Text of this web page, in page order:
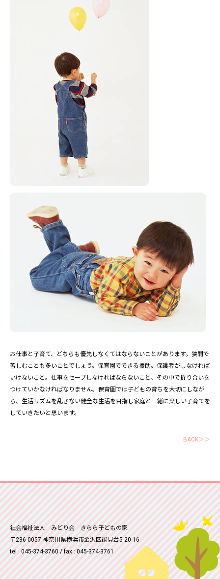
お仕事と子育て、どちらも優先しなくてはならないことがあります。狭間で
苦しむことも多いことでしょう。保育園でできる援助。保護者がしなければ
いけないこと。仕事をセーブしなければならないこと、その中で折り合いを
つけていかなければなりません。保育園では子どもの育ちを大切にしなが
ら、生活リズムを乱さない健全な生活を目指し家庭と一緒に楽しい子育てを
していきたいと思います。
BACK＞＞
社会福祉法人 みどり会 きらら子どもの家
〒236-0057 神奈川県横浜市金沢区能見台5-20-16
tel : 045-374-3760 / fax : 045-374-3761